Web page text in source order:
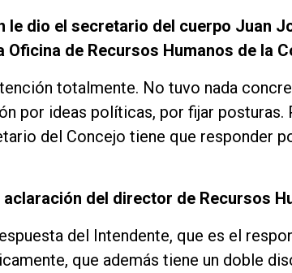
le dio el secretario del cuerpo Juan
Oficina de Recursos Humanos de la
totalmente. No tuvo nada
por ideas políticas, por fijar posturas.
del Concejo tiene que responder
aclaración del director de Recursos
del Intendente, que es el
que además tiene un doble